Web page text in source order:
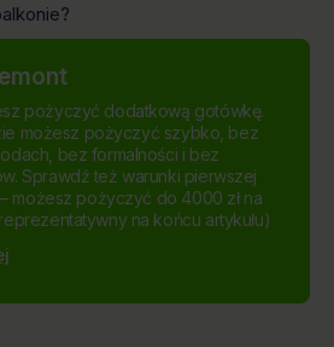
pożyczyć dodatkową gotówkę.
możesz pożyczyć szybko, bez
bez formalności i bez
Sprawdź też warunki pierwszej
możesz pożyczyć do 4000 zł na
na końcu artykułu)